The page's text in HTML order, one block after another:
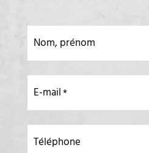
Nom, prénom
E-mail
Téléphone